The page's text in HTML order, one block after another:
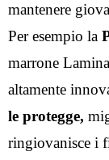
mantenere
Per esempio la
marrone
altamente
le protegge,
ringiovanisce i